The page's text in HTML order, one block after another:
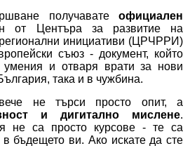
получавате официален
от Центъра за развитие на
инициативи (ЦРЧРРИ)
съюз - документ, който
умения и отваря врати за нови
така и в чужбина.
не търси просто опит, а
и дигитално мислене.
не са просто курсове - те са
бъдещето ви. Ако искате да сте